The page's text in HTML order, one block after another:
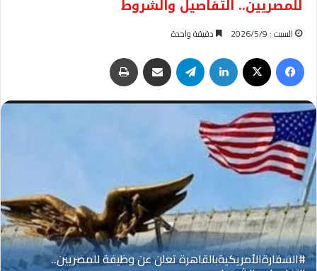
للمصريين.. التفاصيل والشروط
السبت : 2026/5/9 دقيقة واحدة
فيسبوك لينكدإن تيلقرام مشاركة عبر البريد